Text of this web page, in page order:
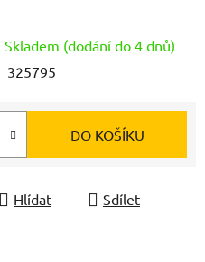
Skladem (dodání do 4 dnů)
325795
DO KOŠÍKU
Hlídat Sdílet